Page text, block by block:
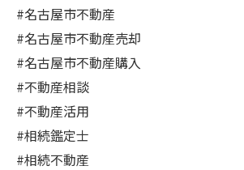
#名古屋市不動産
#名古屋市不動産売却
#名古屋市不動産購入
#不動産相談
#不動産活用
#相続鑑定士
#相続不動産